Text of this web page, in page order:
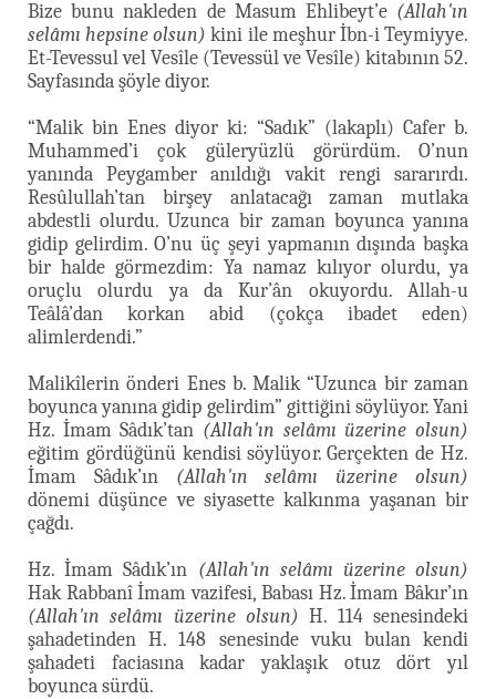
Bize bunu nakleden de Masum Ehlibeyt’e (Allah'ın
selâmı hepsine olsun) kini ile meşhur İbn-i Teymiyye.
Et-Tevessul vel Vesîle (Tevessül ve Vesîle) kitabının 52.
Sayfasında şöyle diyor.
“Malik bin Enes diyor ki: “Sadık” (lakaplı) Cafer b.
Muhammed’i çok güleryüzlü görürdüm. O’nun
yanında Peygamber anıldığı vakit rengi sararırdı.
Resûlullah’tan birşey anlatacağı zaman mutlaka
abdestli olurdu. Uzunca bir zaman boyunca yanına
gidip gelirdim. O’nu üç şeyi yapmanın dışında başka
bir halde görmezdim: Ya namaz kılıyor olurdu, ya
oruçlu olurdu ya da Kur’ân okuyordu. Allah-u
Teâlâ’dan korkan abid (çokça ibadet eden)
alimlerdendi.”
Malikîlerin önderi Enes b. Malik “Uzunca bir zaman
boyunca yanına gidip gelirdim” gittiğini söylüyor. Yani
Hz. İmam Sâdık’tan (Allah'ın selâmı üzerine olsun)
eğitim gördüğünü kendisi söylüyor. Gerçekten de Hz.
İmam Sâdık’ın (Allah'ın selâmı üzerine olsun)
dönemi düşünce ve siyasette kalkınma yaşanan bir
çağdı.
Hz. İmam Sâdık’ın (Allah'ın selâmı üzerine olsun)
Hak Rabbanî İmam vazifesi, Babası Hz. İmam Bâkır’ın
(Allah'ın selâmı üzerine olsun) H. 114 senesindeki
şahadetinden H. 148 senesinde vuku bulan kendi
şahadeti faciasına kadar yaklaşık otuz dört yıl
boyunca sürdü.